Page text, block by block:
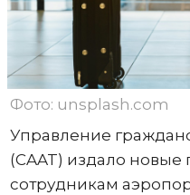
Фото: unsplash.com
Управление
(CAAT) издало
сотрудникам